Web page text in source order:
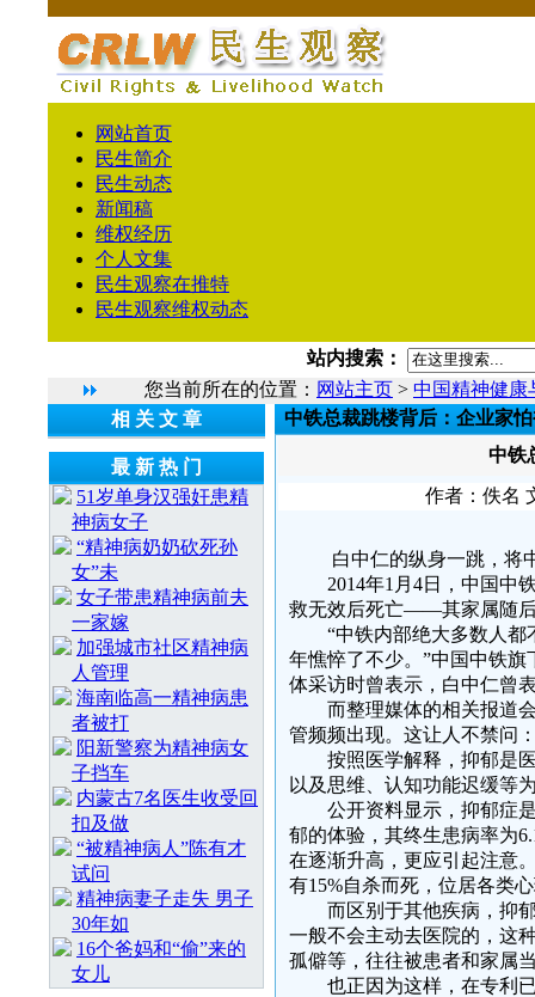
网站首页
民生简介
民生动态
新闻稿
维权经历
个人文集
民生观察在推特
民生观察维权动态
站内搜索：
您当前所在的位置： 网站主页 > 中国精神健康
相 关 文 章
最 新 热 门
51岁单身汉强奸患精
神病女子
“精神病奶奶砍死孙
女”未
女子带患精神病前夫
一家嫁
加强城市社区精神病
人管理
海南临高一精神病患
者被打
阳新警察为精神病女
子挡车
内蒙古7名医生收受回
扣及做
“被精神病人”陈有才
试问
精神病妻子走失 男子
30年如
16个爸妈和“偷”来的
女儿
中铁总裁跳楼背后：企业家
中铁
作者：佚名
白中仁的纵身一跳，将中
2014年1月4日，中国中铁
救无效后死亡——其家属随
“中铁内部绝大多数人都
年憔悴了不少。”中国中铁
体采访时曾表示，白中仁曾
而整理媒体的相关报道会
管频频出现。这让人不禁问
按照医学解释，抑郁是医
以及思维、认知功能迟缓等
公开资料显示，抑郁症是
郁的体验，其终生患病率为
在逐渐升高，更应引起注意
有15%自杀而死，位居各类
而区别于其他疾病，抑郁
一般不会主动去医院的，这
孤僻等，往往被患者和家属
也正因为这样，在专利已